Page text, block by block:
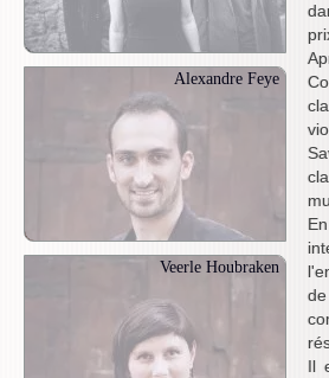
Alexandre Feye
Veerle Houbraken
Il